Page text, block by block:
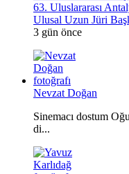
63. Uluslararası
Ulusal Uzun Jüri
3 gün önce
Nevzat Doğan
Sinemacı dostum
di...